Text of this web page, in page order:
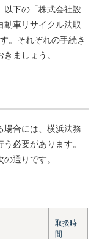
以下の「株式会社設
動車リサイクル法取
。それぞれの手続き
ましょう。
場合には、横浜法務
必要があります。
通りです。
取扱時
間